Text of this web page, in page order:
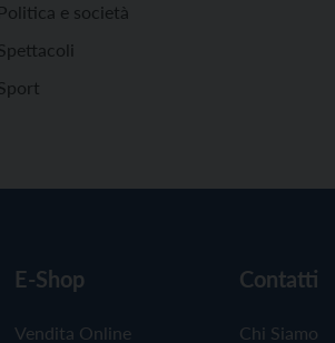
Politica e società
E-Shop
Vendita Online
Contatti
Chi Siamo